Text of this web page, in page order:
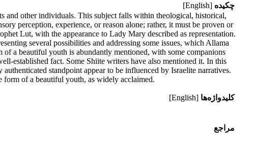
چکیده [English]
and other individuals. This subject falls within theological, historical,
perception, experience, or reason alone; rather, it must be proven or
Lut, with the appearance to Lady Mary described as representation.
several possibilities and addressing some issues, which Allama
of a beautiful youth is abundantly mentioned, with some companions
established fact. Some Shiite writers have also mentioned it. In this
standpoint appear to be influenced by Israelite narratives.
form of a beautiful youth, as widely acclaimed.
کلیدواژه‌ها [English]
مراجع